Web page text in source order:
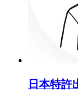
日本特許